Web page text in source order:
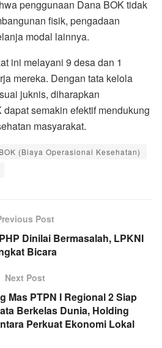
penggunaan Dana BOK tidak
fisik, pengadaan
modal lainnya.
ini melayani 9 desa dan 1
mereka. Dengan tata kelola
juknis, diharapkan
semakin efektif mendukung
masyarakat.
BOK (Biaya Operasional Kesehatan)
Post
Dinilai Bermasalah, LPKNI
Bicara
Next Post
Mas PTPN I Regional 2 Siap
Berkelas Dunia, Holding
Perkuat Ekonomi Lokal